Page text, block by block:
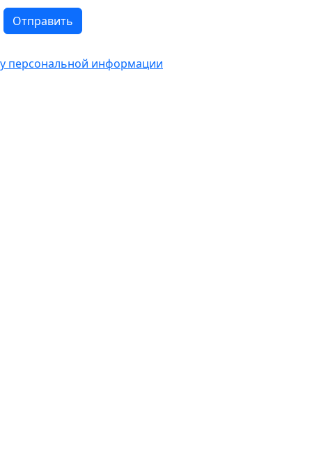
Отправить
персональной информации